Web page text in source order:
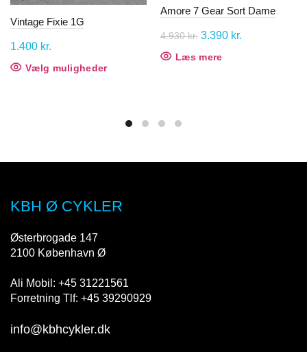
Vintage Fixie 1G
1.400 kr.
Vælg mulighederDette
varianter.
vælges
Amore 7 Gear Sort Dame
4.930kr. Den
3.390 kr.
Læs mere
KBH Ø CYKLER
Østerbrogade 147
2100 København Ø
Ali Mobil: +45 31221561
Forretning Tlf: +45 39290929
info@kbhcykler.dk